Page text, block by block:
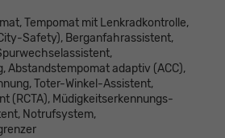
Tempomat mit Lenkradkontrolle,
Safety), Berganfahrassistent,
Abstandstempomat adaptiv (ACC),
Toter-Winkel-Assistent,
(RCTA), Müdigkeitserkennungs-
Notrufsystem,